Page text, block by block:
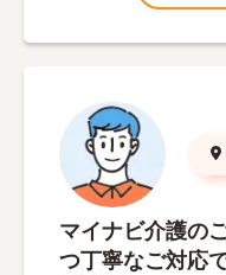
マイナビ介護の
つ丁寧なご対応